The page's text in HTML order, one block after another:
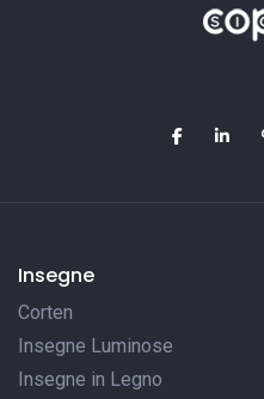
Insegne
Corten
Insegne Luminose
Insegne in Legno